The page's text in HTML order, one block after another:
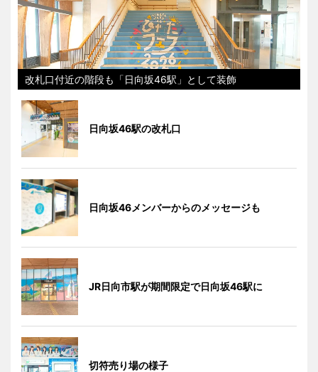
改札口付近の階段も「日向坂46駅」として装飾
日向坂46駅の改札口
日向坂46メンバーからのメッセージも
JR日向市駅が期間限定で日向坂46駅に
切符売り場の様子